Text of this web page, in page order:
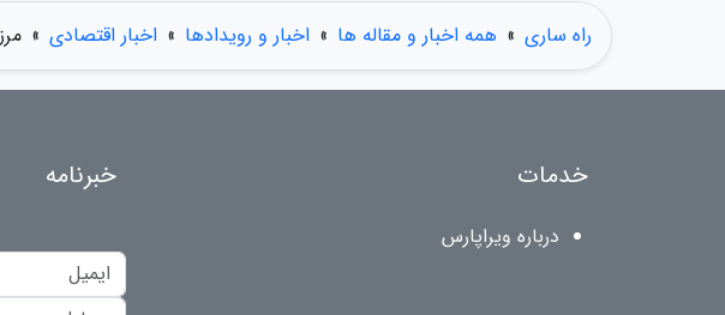
راه ساری » همه اخبار و مقاله ها » اخبار و رویدادها » اخبار اقتصادی »
خدمات
درباره ویراپارس
خبرنامه